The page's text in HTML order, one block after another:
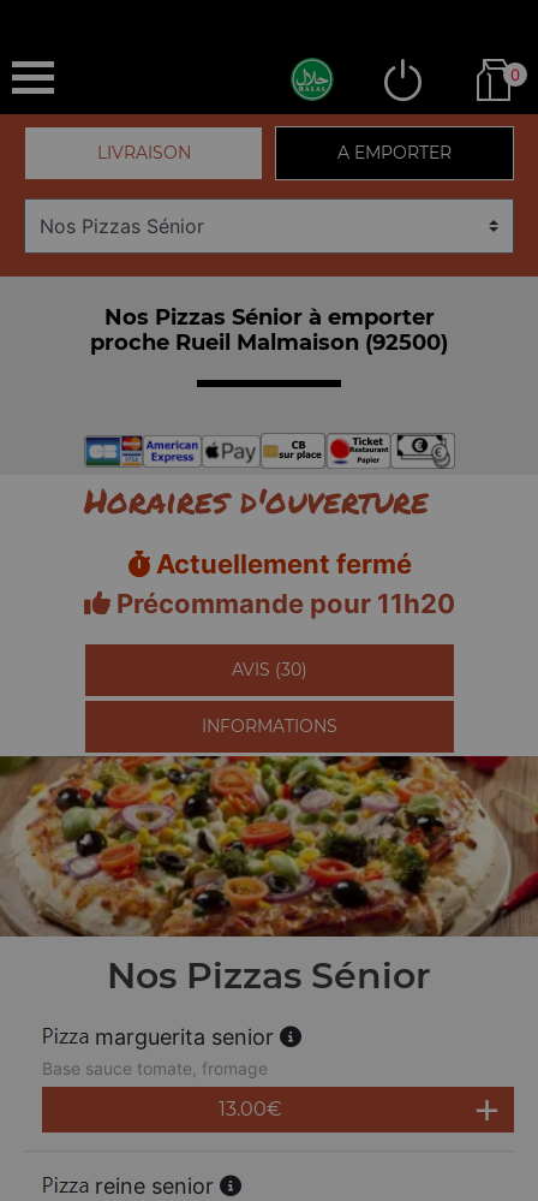
0
LIVRAISON A EMPORTER
Nos Pizzas Sénior à emporter
proche Rueil Malmaison (92500)
Horaires d'ouverture
Actuellement fermé
Précommande pour 11h20
AVIS (30)
INFORMATIONS
Nos Pizzas Sénior
marguerita senior
Base sauce tomate, fromage
13.00€
reine senior